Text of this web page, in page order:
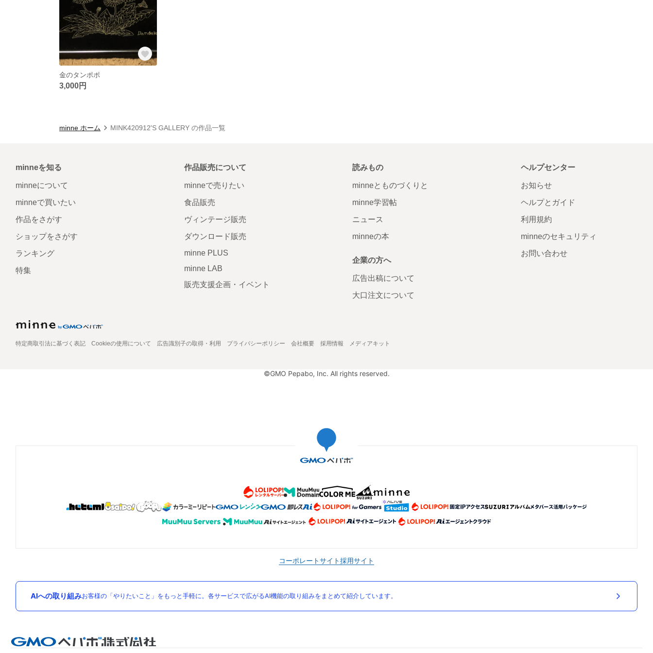
金のタンポポ
3,000円
minne ホーム MINK420912'S GALLERY の作品一覧
minneを知る
minneについて
minneで買いたい
作品をさがす
ショップをさがす
ランキング
特集
作品販売について
minneで売りたい
食品販売
ヴィンテージ販売
ダウンロード販売
minne PLUS
minne LAB
販売支援企画・イベント
読みもの
minneとものづくりと
minne学習帖
ニュース
minneの本
企業の方へ
広告出稿について
大口注文について
ヘルプセンター
お知らせ
ヘルプとガイド
利用規約
minneのセキュリティ
お問い合わせ
特定商取引法に基づく表記 Cookieの使用について 広告識別子の取得・利用 プライバシーポリシー 会社概要 採用情報 メディアキット
©GMO Pepabo, Inc. All rights reserved.
コーポレートサイト採用サイト
AIへの取り組みお客様の「やりたいこと」をもっと手軽に。各サービスで広がるAI機能の取り組みをまとめて紹介しています。